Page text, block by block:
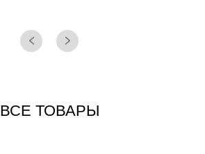
ВСЕ ТОВАРЫ